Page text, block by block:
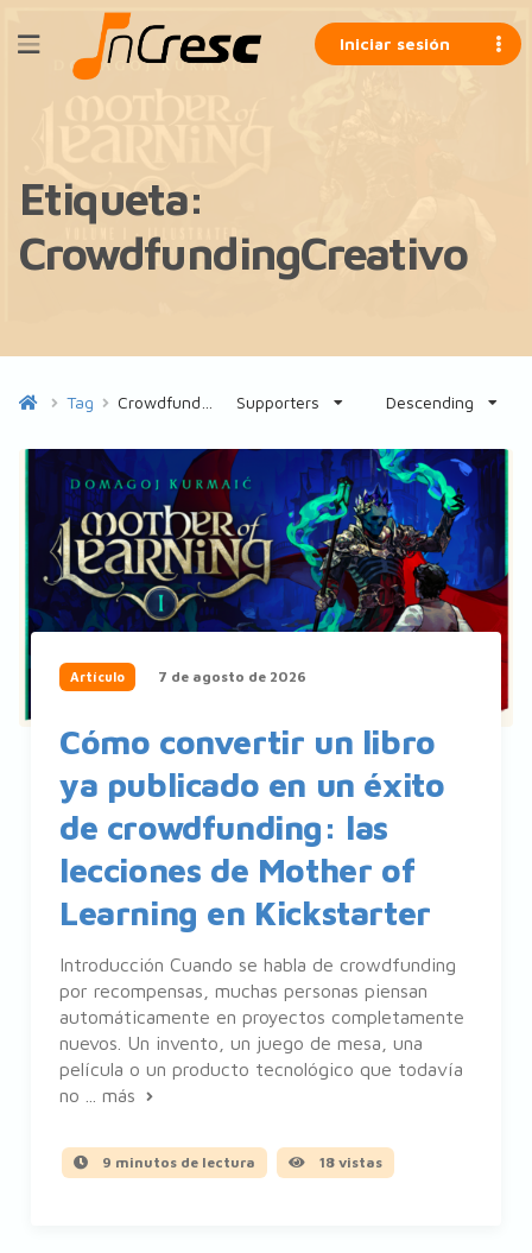
Iniciar sesión
Etiqueta:
CrowdfundingCreativo
Tag CrowdfundingCreativo Supporters Descending
Artículo 7 de agosto de 2026
Cómo convertir un libro
ya publicado en un éxito
de crowdfunding: las
lecciones de Mother of
Learning en Kickstarter
Introducción Cuando se habla de crowdfunding
por recompensas, muchas personas piensan
automáticamente en proyectos completamente
nuevos. Un invento, un juego de mesa, una
película o un producto tecnológico que todavía
no ... más
9 minutos de lectura 18 vistas